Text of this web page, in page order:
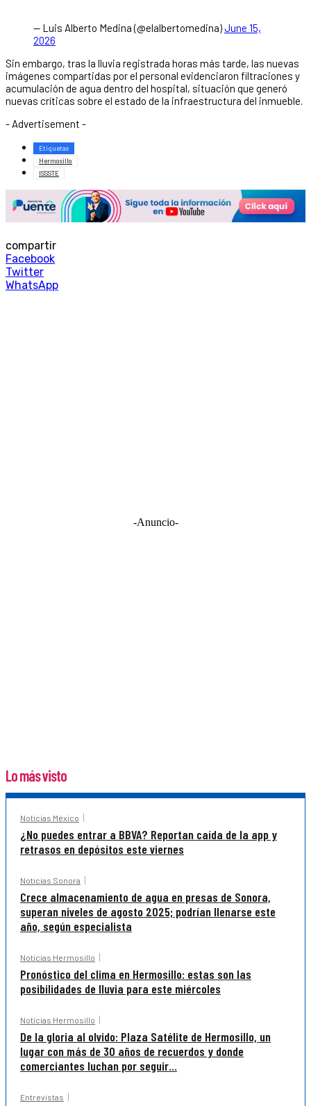
— Luis Alberto Medina (@elalbertomedina)June 15,
2026
Sin embargo, tras la lluvia registrada horas más tarde, las nuevas
imágenes compartidas por el personal evidenciaron filtraciones y
acumulación de agua dentro del hospital, situación que generó
nuevas críticas sobre el estado de la infraestructura del inmueble.
- Advertisement -
Etiquetas
Hermosillo
ISSSTE
compartir
Facebook
Twitter
WhatsApp
-Anuncio-
Lo más visto
Noticias México
¿No puedes entrar a BBVA? Reportan caída de la app y
retrasos en depósitos este viernes
Noticias Sonora
Crece almacenamiento de agua en presas de Sonora,
superan niveles de agosto 2025; podrían llenarse este
año, según especialista
Noticias Hermosillo
Pronóstico del clima en Hermosillo: estas son las
posibilidades de lluvia para este miércoles
Noticias Hermosillo
De la gloria al olvido: Plaza Satélite de Hermosillo, un
lugar con más de 30 años de recuerdos y donde
comerciantes luchan por seguir...
Entrevistas